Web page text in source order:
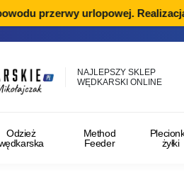
przerwy urlopowej. Realizacja
NAJLEPSZY SKLEP
WĘDKARSKI ONLINE
Odzież
Method
Feeder
żyłki